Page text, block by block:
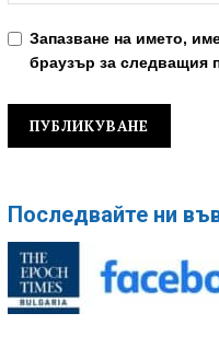
Запазване на името,
браузър за следващия
Последвайте ни